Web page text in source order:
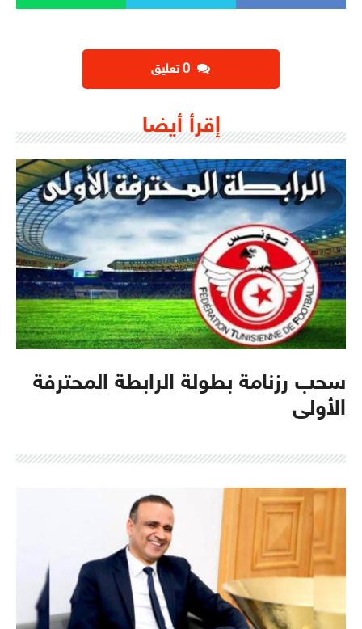
إقرأ أيضا
سحب رزنامة بطولة الرابطة المحترفة
الأولى